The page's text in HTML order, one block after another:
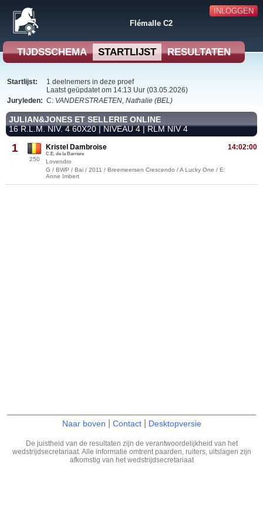
INLOGGEN
Flémalle C2
TIJDSSCHEMA STARTLIJST RESULTATEN
Startlijst:
1 deelnemers in deze proef
Laatst geüpdatet om 14:13 Uur (03.05.2026)
Juryleden: C: VANDERSTRAETEN, Nathalie (BEL)
JULIAN&JONES ET SELLERIE ONLINE
16 R.L.M. NIV. 4 60X20 | NIVEAU 4 | RLM NIV 4
1
250
14:02:00
Kristel Dambroise
C.E. de la Barriere
Lovendro
G / BWP / Bai / 2011 / Breemeersen Crescendo / A Lucky One / E:
Anne Imbert
Naar boven Contact Desktopversie
De juistheid van de resultaten zijn de verantwoordelijkheid van het
wedstrijdsecretariaat. Alle informatie omtrent paarden, ruiters, uitslagen zijn
afkomstig van het wedstrijdsecretariaat